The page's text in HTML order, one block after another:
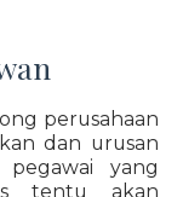
perusahaan
dan urusan
yang
tentu akan